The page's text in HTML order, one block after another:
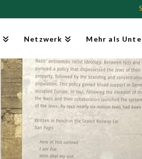
Netzwerk Mehr als